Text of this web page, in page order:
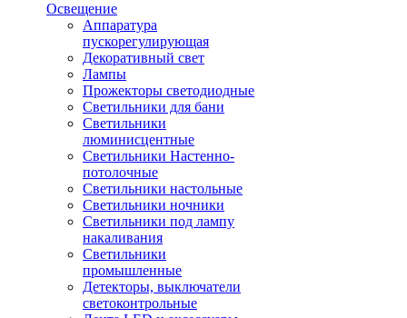
Освещение
Аппаратура
пускорегулирующая
Декоративный свет
Лампы
Прожекторы светодиодные
Светильники для бани
Светильники
люминисцентные
Светильники Настенно-
потолочные
Светильники настольные
Светильники ночники
Светильники под лампу
накаливания
Светильники
промышленные
Детекторы, выключатели
светоконтрольные